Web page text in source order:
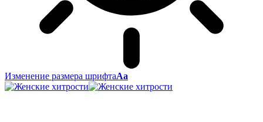
Изменение размера шрифтаАа